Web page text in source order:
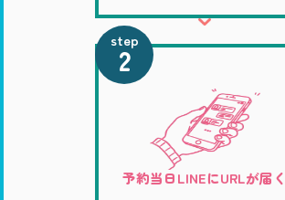
予約当日LINEにURLが届く
step
2